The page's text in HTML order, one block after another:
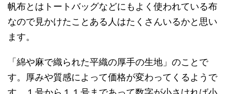
帆布とはトートバッグなどにもよく使われている布
なので見かけたことある人はたくさんいるかと思い
ます。
「綿や麻で織られた平織の厚手の生地」のことで
す。厚みや質感によって価格が変わってくるようで